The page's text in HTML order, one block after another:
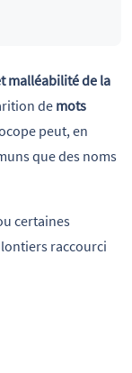
malléabilité de la
de mots
peut, en
que des noms
certaines
raccourci